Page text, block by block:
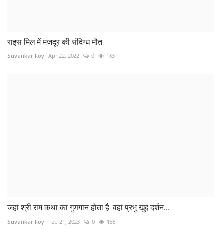
राइस मिल में मजदूर की संदिग्ध मौत
Suvankar Roy Apr 22, 2022 0 183
जहां श्री राम कथा का गुणगान होता है, वहां प्रभु खुद दर्शन...
Suvankar Roy Feb 21, 2023 0 166